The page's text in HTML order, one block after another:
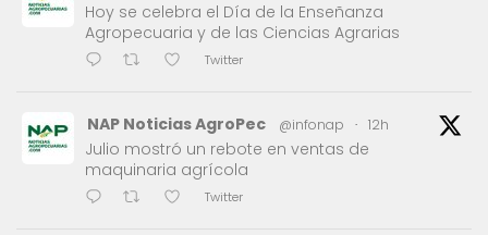
Hoy se celebra el Día de la Enseñanza
Agropecuaria y de las Ciencias Agrarias
Twitter
NAP Noticias AgroPec @infonap · 12h
Julio mostró un rebote en ventas de
maquinaria agrícola
Twitter